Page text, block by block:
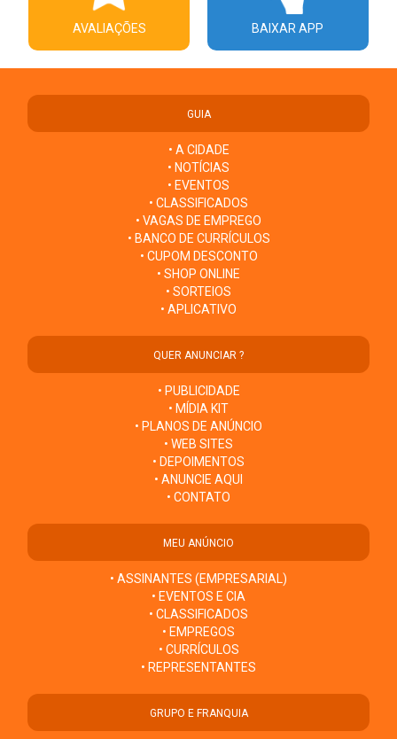
AVALIAÇÕES BAIXAR APP
GUIA
• A CIDADE
• NOTÍCIAS
• EVENTOS
• CLASSIFICADOS
• VAGAS DE EMPREGO
• BANCO DE CURRÍCULOS
• CUPOM DESCONTO
• SHOP ONLINE
• SORTEIOS
• APLICATIVO
QUER ANUNCIAR ?
• PUBLICIDADE
• MÍDIA KIT
• PLANOS DE ANÚNCIO
• WEB SITES
• DEPOIMENTOS
• ANUNCIE AQUI
• CONTATO
MEU ANÚNCIO
• ASSINANTES (EMPRESARIAL)
• EVENTOS E CIA
• CLASSIFICADOS
• EMPREGOS
• CURRÍCULOS
• REPRESENTANTES
GRUPO E FRANQUIA